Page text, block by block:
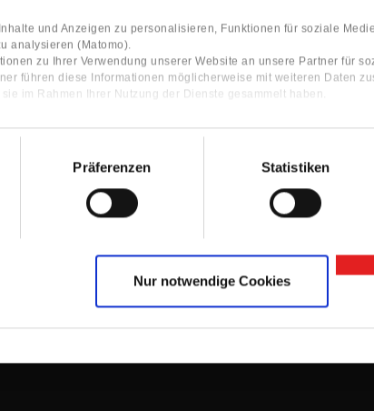
und Anzeigen zu personalisieren, Funktionen für soziale
analysieren (Matomo).
zu Ihrer Verwendung unserer Website an unsere Partner für
führen diese Informationen möglicherweise mit weiteren Daten
im Rahmen Ihrer Nutzung der Dienste gesammelt haben.
Präferenzen Statistiken
Nur notwendige Cookies
Contact Person
Contact form